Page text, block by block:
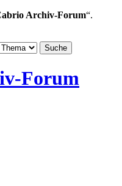
Archiv-Forum“.
Forum